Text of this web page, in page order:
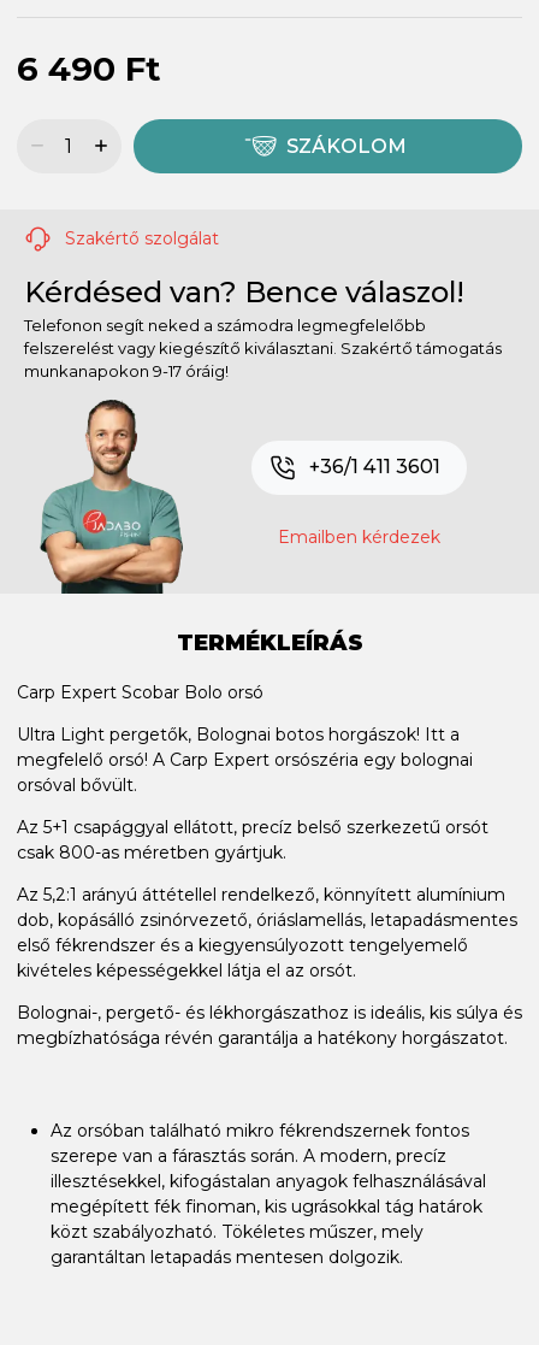
6 490 Ft
SZÁKOLOM
Szakértő szolgálat
Kérdésed van? Bence válaszol!
Telefonon segít neked a számodra legmegfelelőbb
felszerelést vagy kiegészítő kiválasztani. Szakértő támogatás
munkanapokon 9-17 óráig!
+36/1 411 3601
Emailben kérdezek
TERMÉKLEÍRÁS
Carp Expert Scobar Bolo orsó
Ultra Light pergetők, Bolognai botos horgászok! Itt a
megfelelő orsó! A Carp Expert orsószéria egy bolognai
orsóval bővült.
Az 5+1 csapággyal ellátott, precíz belső szerkezetű orsót
csak 800-as méretben gyártjuk.
Az 5,2:1 arányú áttétellel rendelkező, könnyített alumínium
dob, kopásálló zsinórvezető, óriáslamellás, letapadásmentes
első fékrendszer és a kiegyensúlyozott tengelyemelő
kivételes képességekkel látja el az orsót.
Bolognai-, pergető- és lékhorgászathoz is ideális, kis súlya és
megbízhatósága révén garantálja a hatékony horgászatot.
Az orsóban található mikro fékrendszernek fontos
szerepe van a fárasztás során. A modern, precíz
illesztésekkel, kifogástalan anyagok felhasználásával
megépített fék finoman, kis ugrásokkal tág határok
közt szabályozható. Tökéletes műszer, mely
garantáltan letapadás mentesen dolgozik.